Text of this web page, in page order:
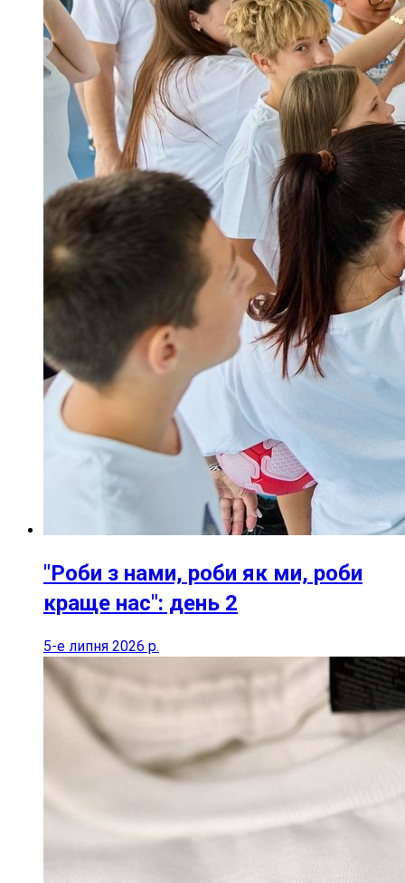
"Роби з нами, роби як ми, роби
краще нас": день 2
5-е липня 2026 р.